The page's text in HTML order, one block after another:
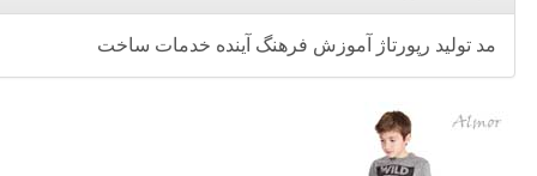
مد تولید رپورتاژ آموزش فرهنگ آینده خدمات ساخت